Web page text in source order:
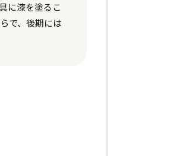
に漆を塗るこ
で、後期には